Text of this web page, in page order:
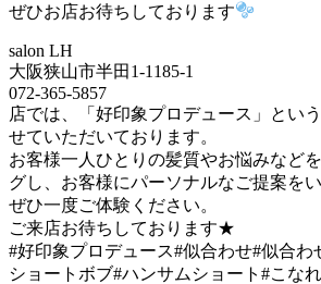
ぜひお店お待ちしております
salon LH
大阪狭山市半田1-1185-1
072-365-5857
店では、「好印象プロデュース」とい
せていただいております。
お客様一人ひとりの髪質やお悩みなど
グし、お客様にパーソナルなご提案を
ぜひ一度ご体験ください。
ご来店お待ちしております★
#好印象プロデュース#似合わせ#似合わ
ショートボブ#ハンサムショート#こな